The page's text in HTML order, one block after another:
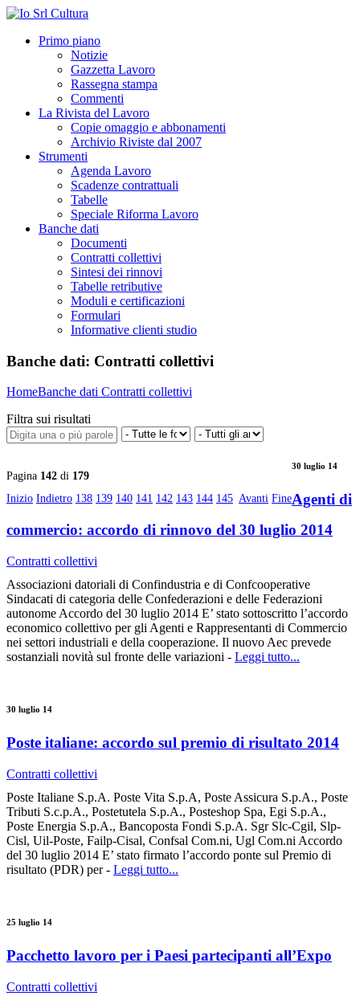
Primo piano
Notizie
Gazzetta Lavoro
Rassegna stampa
Commenti
La Rivista del Lavoro
Copie omaggio e abbonamenti
Archivio Riviste dal 2007
Strumenti
Agenda Lavoro
Scadenze contrattuali
Tabelle
Speciale Riforma Lavoro
Banche dati
Documenti
Contratti collettivi
Sintesi dei rinnovi
Tabelle retributive
Moduli e certificazioni
Formulari
Informative clienti studio
Banche dati: Contratti collettivi
HomeBanche dati Contratti collettivi
Filtra sui risultati
Pagina 142 di 179
Inizio Indietro 138 139 140 141 142 143 144 145 Avanti Fine
30 luglio 14
Agenti di
commercio: accordo di rinnovo del 30 luglio 2014
Contratti collettivi
Associazioni datoriali di Confindustria e di Confcooperative
Sindacati di categoria delle Confederazioni e delle Federazioni
autonome Accordo del 30 luglio 2014 E’ stato sottoscritto l’accordo
economico collettivo per gli Agenti e Rappresentanti di Commercio
nei settori industriali e della cooperazione. Il nuovo Aec prevede
sostanziali novità sul fronte delle variazioni - Leggi tutto...
30 luglio 14
Poste italiane: accordo sul premio di risultato 2014
Contratti collettivi
Poste Italiane S.p.A. Poste Vita S.p.A, Poste Assicura S.p.A., Poste
Tributi S.c.p.A., Postetutela S.p.A., Posteshop Spa, Egi S.p.A.,
Poste Energia S.p.A., Bancoposta Fondi S.p.A. Sgr Slc-Cgil, Slp-
Cisl, Uil-Poste, Failp-Cisal, Confsal Com.ni, Ugl Com.ni Accordo
del 30 luglio 2014 E’ stato firmato l’accordo ponte sul Premio di
risultato (PDR) per - Leggi tutto...
25 luglio 14
Pacchetto lavoro per i Paesi partecipanti all’Expo
Contratti collettivi